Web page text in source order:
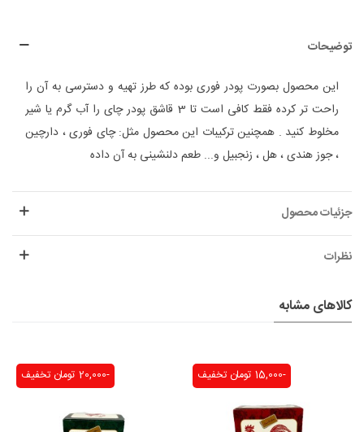
توضیحات
این محصول بصورت پودر فوری بوده که طرز تهیه و دسترسی به آن را
راحت تر کرده فقط کافی است تا 3 قاشق پودر چای را آب گرم یا شیر
مخلوط کنید . همچنین ترکیبات این محصول مثل: چای فوری ، دارچین
، جوز هندی ، هل ، زنجبیل و... طعم دلنشینی به آن داده
جزئیات محصول
نظرات
کالاهای مشابه
تخفیف -15,000 تومان تخفیف -20,000 تومان